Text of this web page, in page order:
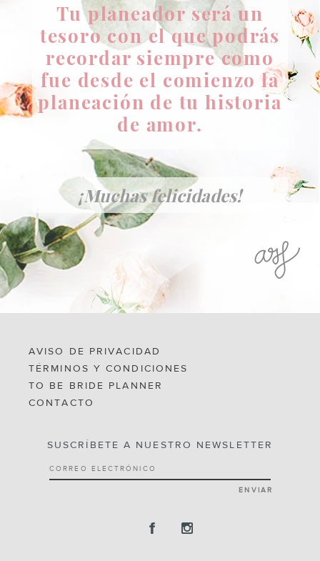
Tu planeador será un
tesoro con el que podrás
recordar siempre como
fue desde el comienzola
planeación de tu historia
de amor.
¡Muchas felicidades!
AVISO DE PRIVACIDAD
TÉRMINOS Y CONDICIONES
TO BE BRIDE PLANNER
CONTACTO
SUSCRÍBETE A NUESTRO NEWSLETTER